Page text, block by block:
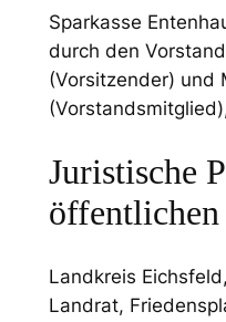
Sparkasse
durch den
(Vorsitzender) und
Juristische
öffentlichen
Landkreis
Landrat,